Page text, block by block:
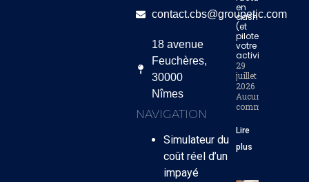
contact.cbs@groupetic.com
18 avenue
Feuchères,
30000
Nîmes
NAVIGATION
Simulateur du
coût réel d’un
impayé
en
cash
(et
pilote
votre
activité)
29
juillet
2026
Aucun
commentaire
Lire
plus